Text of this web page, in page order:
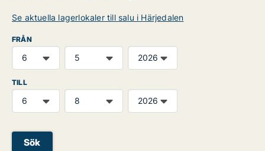
Se aktuella lagerlokaler till salu i Härjedalen
FRÅN
TILL
Sök